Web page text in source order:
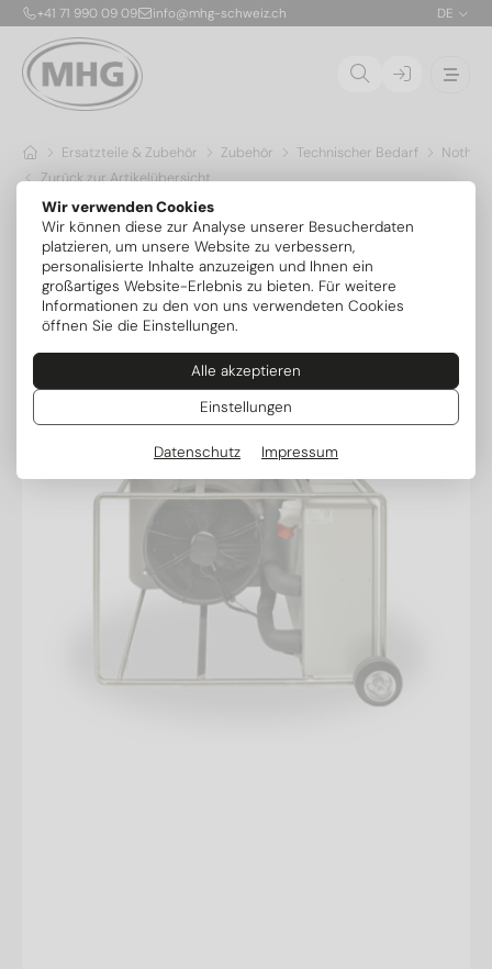
Wir verwenden Cookies
Wir können diese zur Analyse unserer Besucherdaten
platzieren, um unsere Website zu verbessern,
personalisierte Inhalte anzuzeigen und Ihnen ein
großartiges Website-Erlebnis zu bieten. Für weitere
Informationen zu den von uns verwendeten Cookies
öffnen Sie die Einstellungen.
Alle akzeptieren
Einstellungen
Datenschutz Impressum
+41 71 990 09 09 info@mhg-schweiz.ch DE
Ersatzteile & Zubehör Zubehör Technischer Bedarf
Zurück zur Artikelübersicht